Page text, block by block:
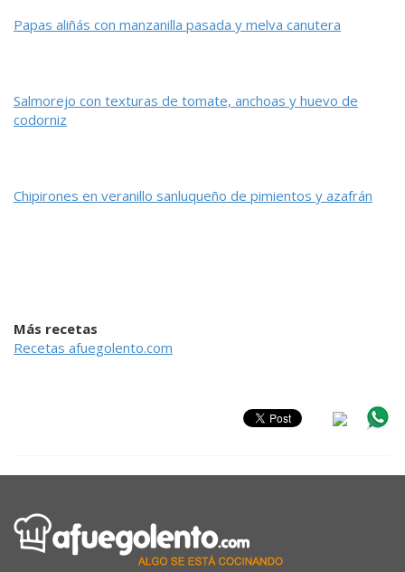
Papas aliñás con manzanilla pasada y melva canutera
Salmorejo con texturas de tomate, anchoas y huevo de
codorniz
Chipirones en veranillo sanluqueño de pimientos y azafrán
Más recetas
Recetas afuegolento.com